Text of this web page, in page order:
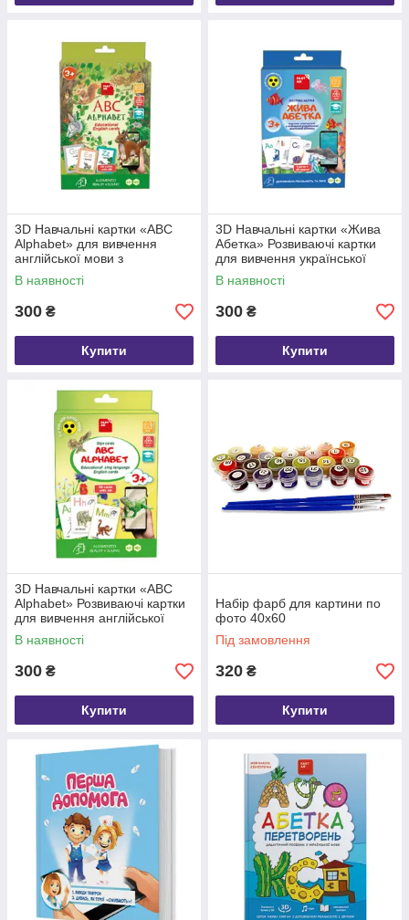
3D Навчальні картки «ABC
Alphabet» для вивчення
англійської мови з
доповненою реальністю
В наявності
300 ₴
Купити
3D Навчальні картки «Жива
Абетка» Розвиваючі картки
для вивчення української
абетки з жестовою мовою
В наявності
300 ₴
Купити
3D Навчальні картки «ABC
Alphabet» Розвиваючі картки
для вивчення англійської
абетки з жестовою мовою
В наявності
300 ₴
Купити
Набір фарб для картини по
фото 40х60
Під замовлення
320 ₴
Купити